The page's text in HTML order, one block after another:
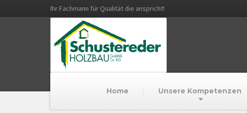
Ihr Fachmann für Qualität die anspricht!
Home Unsere Kompetenzen